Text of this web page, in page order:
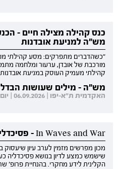
כנס קהילה מצילה חיים -
מש"ה למניעת אובדנות
"כשהדברים מתפרקים: מסע קהילתי
מורכבת של אובדן, ערעור ומלחמה
קהילתי מעמיק העוסק במניעת
מש"ה - מילים שעושות הבדל
האקדמית ת"א-יפו | 06.09.2026 | יום ראשון | 09:00-16:00
In Waves and War - פסיכדליה כערוץ ריפוי לטראומה
שישמש כמצע לדיון בנושא פסיכדליה
הקלינית לידע מחקרי. בהנחיית פרופ' שרון